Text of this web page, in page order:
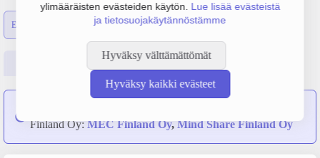
ylimääräisten evästeiden käytön. Lue lisää evästeistä
ja tietosuojakäytännöstämme
Hyväksy välttämättömät
Hyväksy kaikki evästeet
Emon luvut Konsernin luvut
Tilinpäätösluvut Päättäjätiedot
Finland Oy:MEC Finland Oy,Mind Share Finland Oy